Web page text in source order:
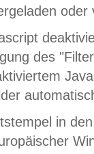
oder
des
in